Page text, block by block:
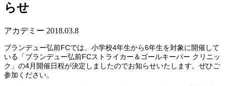
らせ
アカデミー 2018.03.8
ブランデュー弘前FCでは、小学校4年生から6年生を対象に開催して
いる「ブランデュー弘前FCストライカー＆ゴールキーパー クリニッ
ク」の4月開催日程が決定しましたのでお知らせいたします。ぜひご
参加ください。